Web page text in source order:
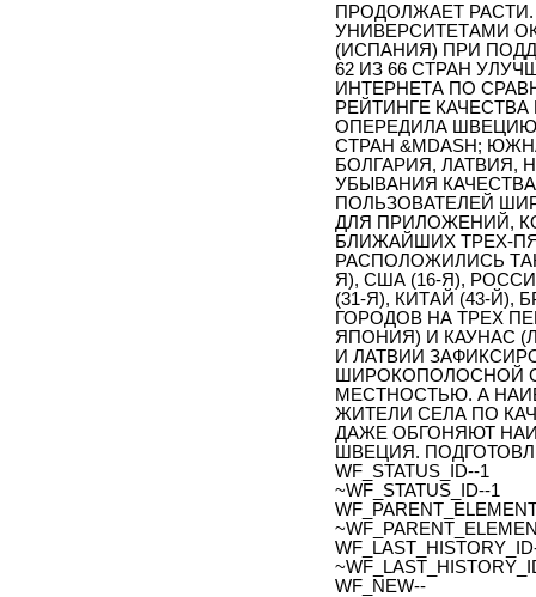
ПРОДОЛЖАЕТ
УНИВЕРСИТЕТАМИ
(ИСПАНИЯ) ПРИ
62 ИЗ 66 СТРАН
ИНТЕРНЕТА ПО
РЕЙТИНГЕ
ОПЕРЕДИЛА
СТРАН &MDASH;
БОЛГАРИЯ, ЛАТВИЯ,
УБЫВАНИЯ
ПОЛЬЗОВАТЕЛЕЙ
ДЛЯ ПРИЛОЖЕНИЙ,
БЛИЖАЙШИХ ТРЕХ-
РАСПОЛОЖИЛИСЬ
Я), США (16-Я),
(31-Я), КИТАЙ (43-Й),
ГОРОДОВ НА ТРЕХ
ЯПОНИЯ) И КАУНАС
И ЛАТВИИ
ШИРОКОПОЛОСНОЙ
МЕСТНОСТЬЮ. А
ЖИТЕЛИ СЕЛА ПО
ДАЖЕ ОБГОНЯЮТ
ШВЕЦИЯ.
WF_STATUS_ID--1
~WF_STATUS_ID--1
WF_NEW--